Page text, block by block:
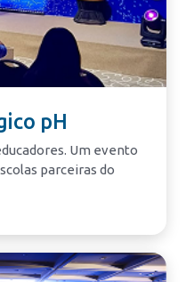
pH
Um evento
parceiras do